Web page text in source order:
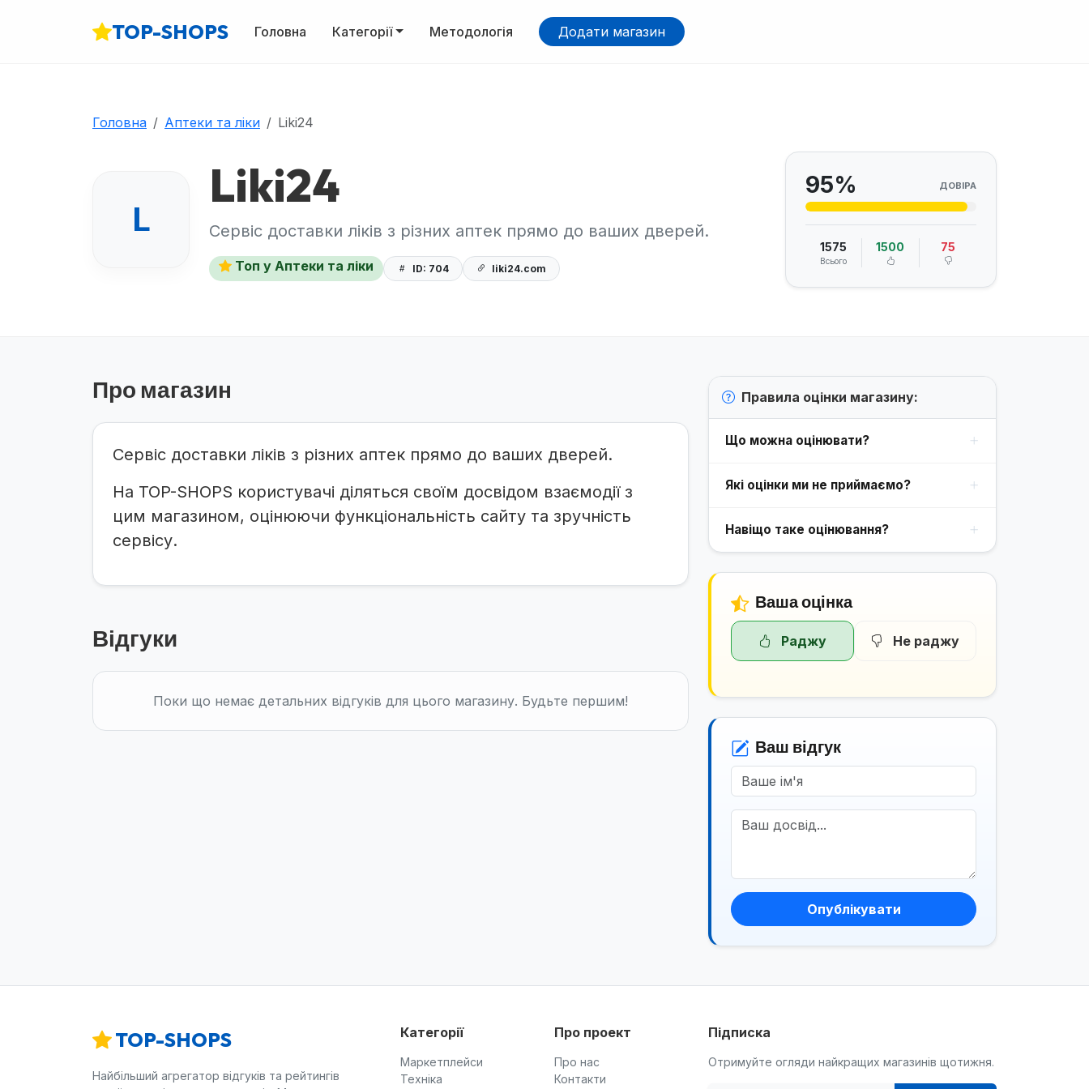
TOP-SHOPS Головна Категорії Методологія Додати магазин
Головна Аптеки та ліки Liki24
L
Liki24
Сервіс доставки ліків з різних аптек прямо до ваших дверей.
Топ у Аптеки та ліки ID: 704 liki24.com
95% ДОВІРА
1575
Всього
1500 75
Про магазин
Сервіс доставки ліків з різних аптек прямо до ваших дверей.
На TOP-SHOPS користувачі діляться своїм досвідом взаємодії з
цим магазином, оцінюючи функціональність сайту та зручність
сервісу.
Відгуки
Поки що немає детальних відгуків для цього магазину. Будьте першим!
Правила оцінки магазину:
Що можна оцінювати?
Які оцінки ми не приймаємо?
Навіщо таке оцінювання?
Ваша оцінка
Раджу Не раджу
Ваш відгук
Опублікувати
TOP-SHOPS
Найбільший агрегатор відгуків та рейтингів
Категорії
Маркетплейси
Техніка
Про проект
Про нас
Контакти
Підписка
Отримуйте огляди найкращих магазинів щотижня.